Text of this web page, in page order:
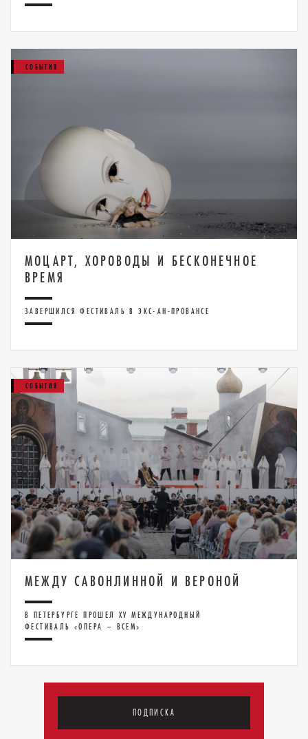
СОБЫТИЯ
МОЦАРТ, ХОРОВОДЫ И БЕСКОНЕЧНОЕ
ВРЕМЯ
ЗАВЕРШИЛСЯ ФЕСТИВАЛЬ В ЭКС-АН-ПРОВАНСЕ
СОБЫТИЯ
МЕЖДУ САВОНЛИННОЙ И ВЕРОНОЙ
В ПЕТЕРБУРГЕ ПРОШЕЛ XV МЕЖДУНАРОДНЫЙ
ФЕСТИВАЛЬ «ОПЕРА – ВСЕМ»
ПОДПИСКА